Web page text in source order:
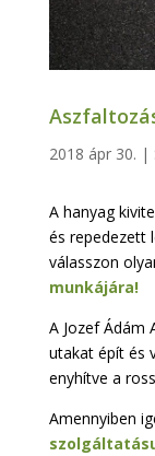
2018 ápr 30. |
A hanyag
és repedezett
válasszon
munkájára!
A Jozef Ádám
utakat épít és
enyhítve a
Amennyiben